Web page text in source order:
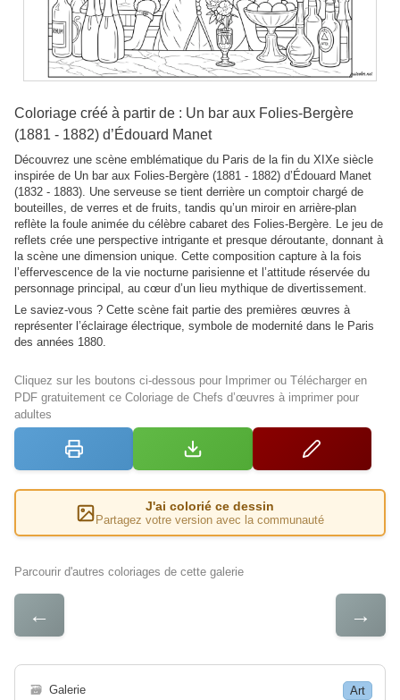
Coloriage créé à partir de : Un bar aux Folies-Bergère
(1881 - 1882) d’Édouard Manet
Découvrez une scène emblématique du Paris de la fin du XIXe siècle
inspirée de Un bar aux Folies-Bergère (1881 - 1882) d’Édouard Manet
(1832 - 1883). Une serveuse se tient derrière un comptoir chargé de
bouteilles, de verres et de fruits, tandis qu’un miroir en arrière-plan
reflète la foule animée du célèbre cabaret des Folies-Bergère. Le jeu de
reflets crée une perspective intrigante et presque déroutante, donnant à
la scène une dimension unique. Cette composition capture à la fois
l’effervescence de la vie nocturne parisienne et l’attitude réservée du
personnage principal, au cœur d’un lieu mythique de divertissement.
Le saviez-vous ? Cette scène fait partie des premières œuvres à
représenter l’éclairage électrique, symbole de modernité dans le Paris
des années 1880.
Cliquez sur les boutons ci-dessous pour Imprimer ou Télécharger en
PDF gratuitement ce Coloriage de Chefs d’œuvres à imprimer pour
adultes
J'ai colorié ce dessin
Partagez votre version avec la communauté
Parcourir d'autres coloriages de cette galerie
← →
🗃 Galerie Art